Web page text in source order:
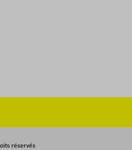
réservés